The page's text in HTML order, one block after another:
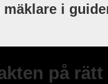
mäklare i
på rätt